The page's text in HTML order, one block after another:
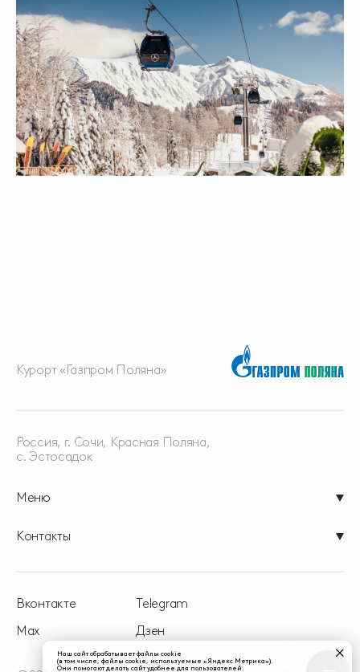
Курорт «Газпром Поляна»
Меню
Россия, г. Сочи, Красная Поляна,
с. Эстосадок
Контакты
Вконтакте
Telegram
Max
Дзен
Наш сайт обрабатывает файлы cookie
(в том числе, файлы cookie, используемые «Яндекс Метрика»).
Они помогают делать сайт удобнее для пользователей.